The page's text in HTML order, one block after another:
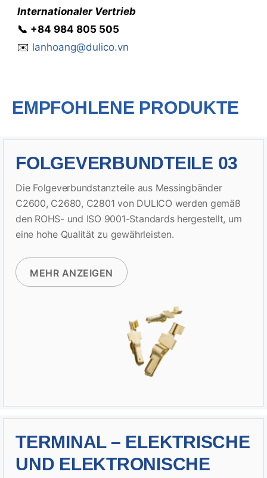
Internationaler Vertrieb
📞 ‭‭+84 984 805 505
✉️ lanhoang@dulico.vn
EMPFOHLENE PRODUKTE
FOLGEVERBUNDTEILE 03
Die Folgeverbundstanzteile aus Messingbänder
C2600, C2680, C2801 von DULICO werden gemäß
den ROHS- und ISO 9001-Standards hergestellt, um
eine hohe Qualität zu gewährleisten.
MEHR ANZEIGEN
TERMINAL – ELEKTRISCHE
UND ELEKTRONISCHE